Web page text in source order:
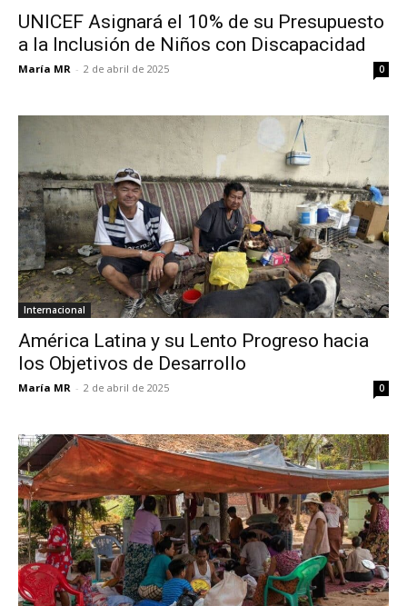
UNICEF Asignará el 10% de su Presupuesto
a la Inclusión de Niños con Discapacidad
María MR - 2 de abril de 2025 0
Internacional
América Latina y su Lento Progreso hacia
los Objetivos de Desarrollo
María MR - 2 de abril de 2025 0